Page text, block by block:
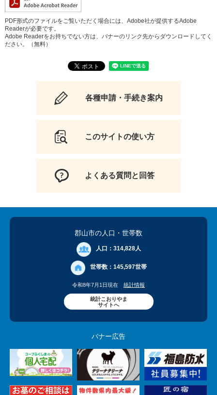
PDF形式のファイルをご覧いただく場合には、Adobe社が提供するAdobe
Readerが必要です。
Adobe Readerをお持ちでない方は、バナーのリンク先からダウンロードしてく
ださい。（無料）
各種申請・手続き案内
このサイトの使い方
よくある質問と回答
郡山市の人口 ・世帯数
人口： 314,828人
世帯数： 145,597世帯
令和8年7月1日現在 統計情報
統計こおりやま
サイトへ
バナー広告